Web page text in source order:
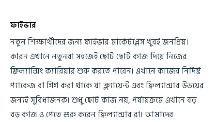
ফাইভার
নতুন শিক্ষার্থীদের জন্য ফাইভার মার্কেটপ্লেস খুবই জনপ্রিয়।
কারন এখানে নতুনরা সহজেই ছোট ছোট কাজ দিয়ে নিজের
ফ্রিল্যান্সিং ক্যারিয়ার শুরু করতে পারেন। এখানে কাজের নির্দিষ্ট
প্যাকেজ বা গিগ করা থাকে যা ক্ল্যায়েন্ট এবং ফ্রিল্যান্সার উভয়ের
জন্যই সুবিধাজনক। শুধু ছোট কাজ নয়, পর্যায়ক্রমে এখানে বড়
বড় কাজ ও পেতে শুরু করেন ফ্রিল্যান্সার রা। আমাদের